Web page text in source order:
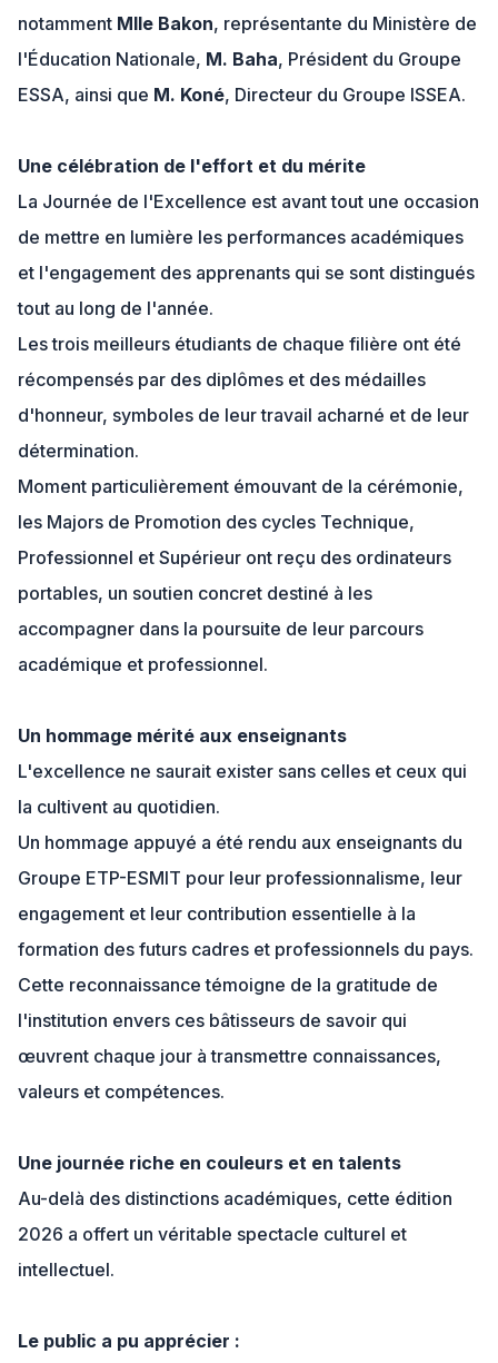
notamment Mlle Bakon, représentante du Ministère de
l'Éducation Nationale, M. Baha, Président du Groupe
ESSA, ainsi que M. Koné, Directeur du Groupe ISSEA.
Une célébration de l'effort et du mérite
La Journée de l'Excellence est avant tout une occasion
de mettre en lumière les performances académiques
et l'engagement des apprenants qui se sont distingués
tout au long de l'année.
Les trois meilleurs étudiants de chaque filière ont été
récompensés par des diplômes et des médailles
d'honneur, symboles de leur travail acharné et de leur
détermination.
Moment particulièrement émouvant de la cérémonie,
les Majors de Promotion des cycles Technique,
Professionnel et Supérieur ont reçu des ordinateurs
portables, un soutien concret destiné à les
accompagner dans la poursuite de leur parcours
académique et professionnel.
Un hommage mérité aux enseignants
L'excellence ne saurait exister sans celles et ceux qui
la cultivent au quotidien.
Un hommage appuyé a été rendu aux enseignants du
Groupe ETP-ESMIT pour leur professionnalisme, leur
engagement et leur contribution essentielle à la
formation des futurs cadres et professionnels du pays.
Cette reconnaissance témoigne de la gratitude de
l'institution envers ces bâtisseurs de savoir qui
œuvrent chaque jour à transmettre connaissances,
valeurs et compétences.
Une journée riche en couleurs et en talents
Au-delà des distinctions académiques, cette édition
2026 a offert un véritable spectacle culturel et
intellectuel.
Le public a pu apprécier :